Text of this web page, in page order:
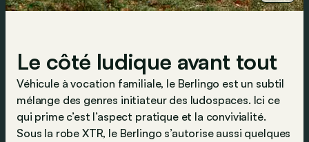
Le côté ludique avant tout
Véhicule à vocation familiale, le Berlingo est un subtil
mélange des genres initiateur des ludospaces. Ici ce
qui prime c’est l’aspect pratique et la convivialité.
Sous la robe XTR, le Berlingo s’autorise aussi quelques